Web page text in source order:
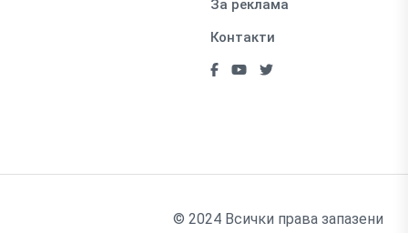
За реклама
Контакти
© 2024 Всички права запазени